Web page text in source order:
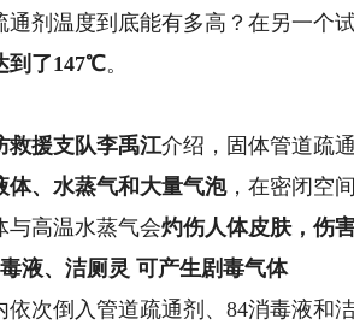
温度到底能有多高？在另一个
到了147℃。
援支队李禹江介绍，固体管道疏
体、水蒸气和大量气泡，在密闭空
高温水蒸气会灼伤人体皮肤，伤
、洁厕灵 可产生剧毒气体
倒入管道疏通剂、84消毒液和